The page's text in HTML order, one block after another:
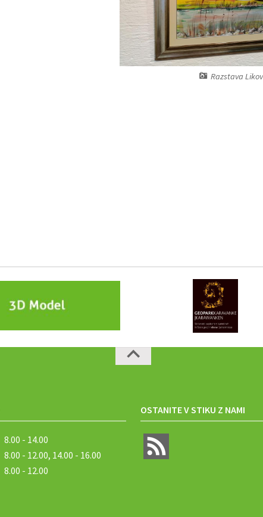
Razstava
8.00 - 14.00
8.00 - 12.00, 14.00 - 16.00
8.00 - 12.00
OSTANITE V STIKU Z NAMI